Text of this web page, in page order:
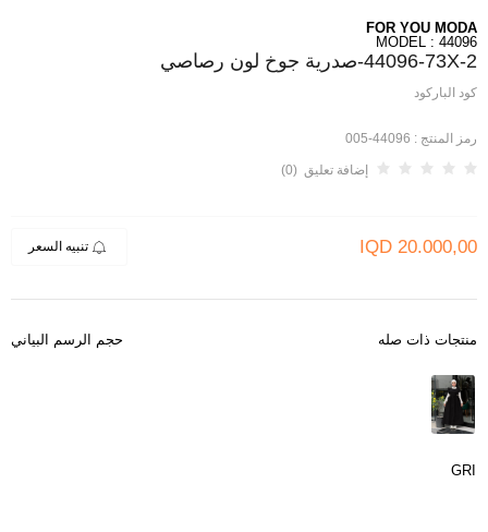
FOR YOU MODA
MODEL : 44096
44096-73X-2-صدرية جوخ لون رصاصي
كود الباركود
رمز المنتج : 44096-005
إضافة تعليق (0)
20.000,00 تنبيه السعر
حجم الرسم البياني منتجات ذات صله
GRI